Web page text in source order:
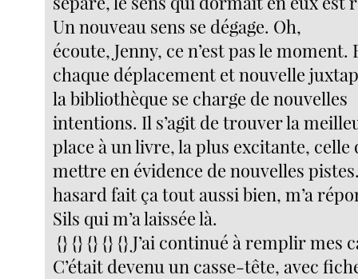
Un nouveau sens se dégage. Oh,
écoute, Jenny, ce n’est pas le moment.
chaque déplacement et nouvelle
la bibliothèque se charge de nouvelles
intentions. Il s’agit de trouver la
place à un livre, la plus excitante, celle
mettre en évidence de nouvelles
hasard fait ça tout aussi bien, m’a
Sils qui m’a laissée là.
{} {} {} {} {} J’ai continué à remplir mes
C’était devenu un casse-tête, avec